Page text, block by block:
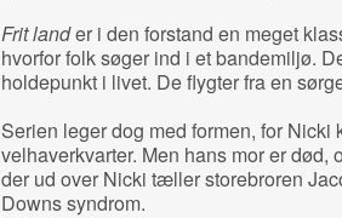
Frit lander i den forstand en meget
hvorfor folk søger ind i et bandemiljø.
holdepunkt i livet. De flygter fra en
Serien leger dog med formen, for Nicki
velhaverkvarter. Men hans mor er
der ud over Nicki tæller storebroren
Downs syndrom.